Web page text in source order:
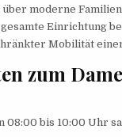
moderne
Einrichtung
Mobilität
zum
08:00 bis 10:00 Uhr